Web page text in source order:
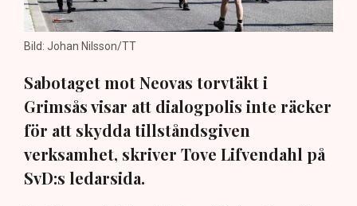
Bild: Johan Nilsson/TT
Sabotaget mot Neovas torvtäkt i
Grimsås visar att dialogpolis inte räcker
för att skydda tillståndsgiven
verksamhet, skriver Tove Lifvendahl på
SvD:s ledarsida.